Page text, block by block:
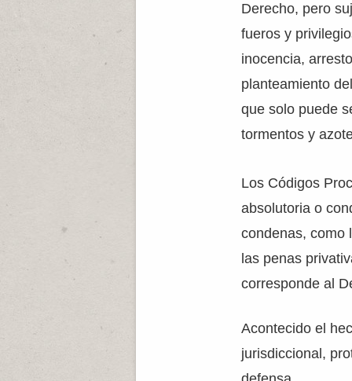
Derecho, pero
fueros y
inocencia,
planteamiento
que solo puede
tormentos y
Los Códigos
absolutoria o
condenas, como
las penas
corresponde al
Acontecido el
jurisdiccional,